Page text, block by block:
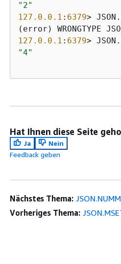
"2"
127.0 .0 .1 : 6379>
127.0 .0 .1 : 6379>
"4"
Hat Ihnen diese Seite
Ja
Nein
Feedback geben
Nächstes Thema:
Vorheriges Thema: